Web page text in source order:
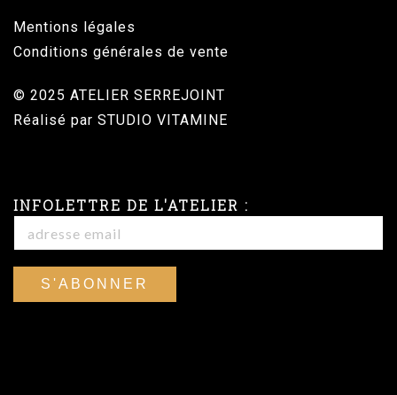
Mentions légales
Conditions générales de vente
© 2025 ATELIER SERREJOINT
Réalisé par STUDIO VITAMINE
INFOLETTRE DE L'ATELIER :